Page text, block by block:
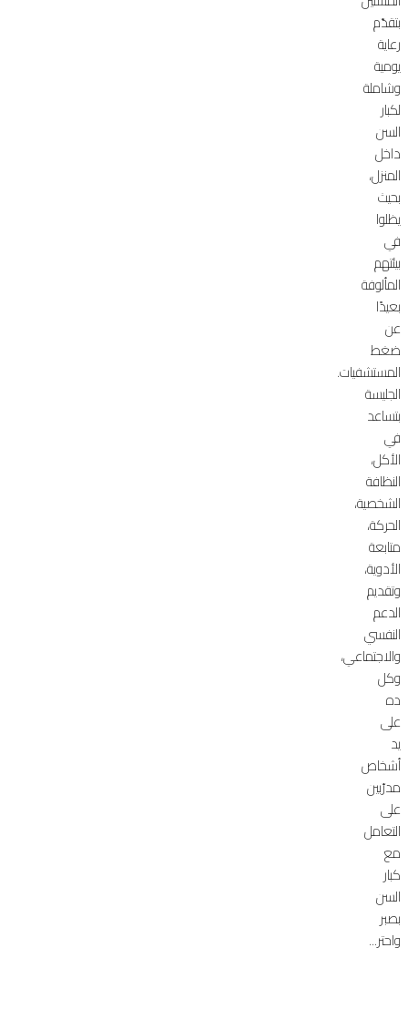
بتقدّم
رعاية
يومية
وشاملة
لكبار
السن
داخل
المنزل،
بحيث
يظلوا
في
بيئتهم
المألوفة
بعيدًا
عن
ضغط
المستشفيات.
الجليسة
بتساعد
في
الأكل،
النظافة
الشخصية،
الحركة،
متابعة
الأدوية،
وتقديم
الدعم
النفسي
والاجتماعي،
وكل
ده
على
يد
أشخاص
مدرّبين
على
التعامل
مع
كبار
السن
بصبر
واحتر...